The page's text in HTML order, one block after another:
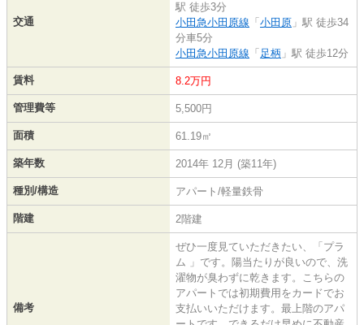
交通
駅 徒歩3分
小田急小田原線 「 小田原 」駅 徒歩34
分車5分
小田急小田原線 「 足柄 」駅 徒歩12分
賃料 8.2万円
管理費等 5,500円
面積 61.19㎡
築年数 2014年 12月 (築11年)
種別/構造 アパート/軽量鉄骨
階建 2階建
備考
ぜひ一度見ていただきたい、「プラ
ム 」です。陽当たりが良いので、洗
濯物が臭わずに乾きます。こちらの
アパートでは初期費用をカードでお
支払いいただけます。最上階のアパ